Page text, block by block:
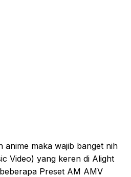
anime maka wajib banget nih
Video) yang keren di Alight
Preset AM AMV